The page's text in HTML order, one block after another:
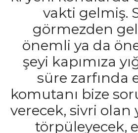
vakti gelmiş.
görmezden
önemli ya da
şeyi kapımıza
süre zarfında
komutanı bize
verecek, sivri olan
törpüleyecek,